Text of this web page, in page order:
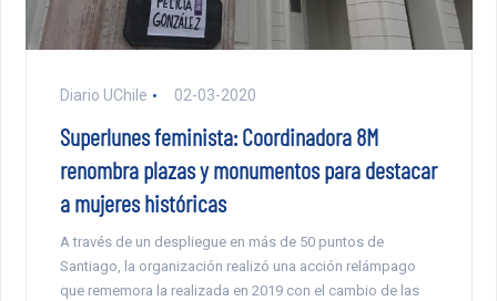
Diario UChile 02-03-2020
Superlunes feminista: Coordinadora 8M
renombra plazas y monumentos para destacar
a mujeres históricas
A través de un despliegue en más de 50 puntos de
Santiago, la organización realizó una acción relámpago
que rememora la realizada en 2019 con el cambio de las